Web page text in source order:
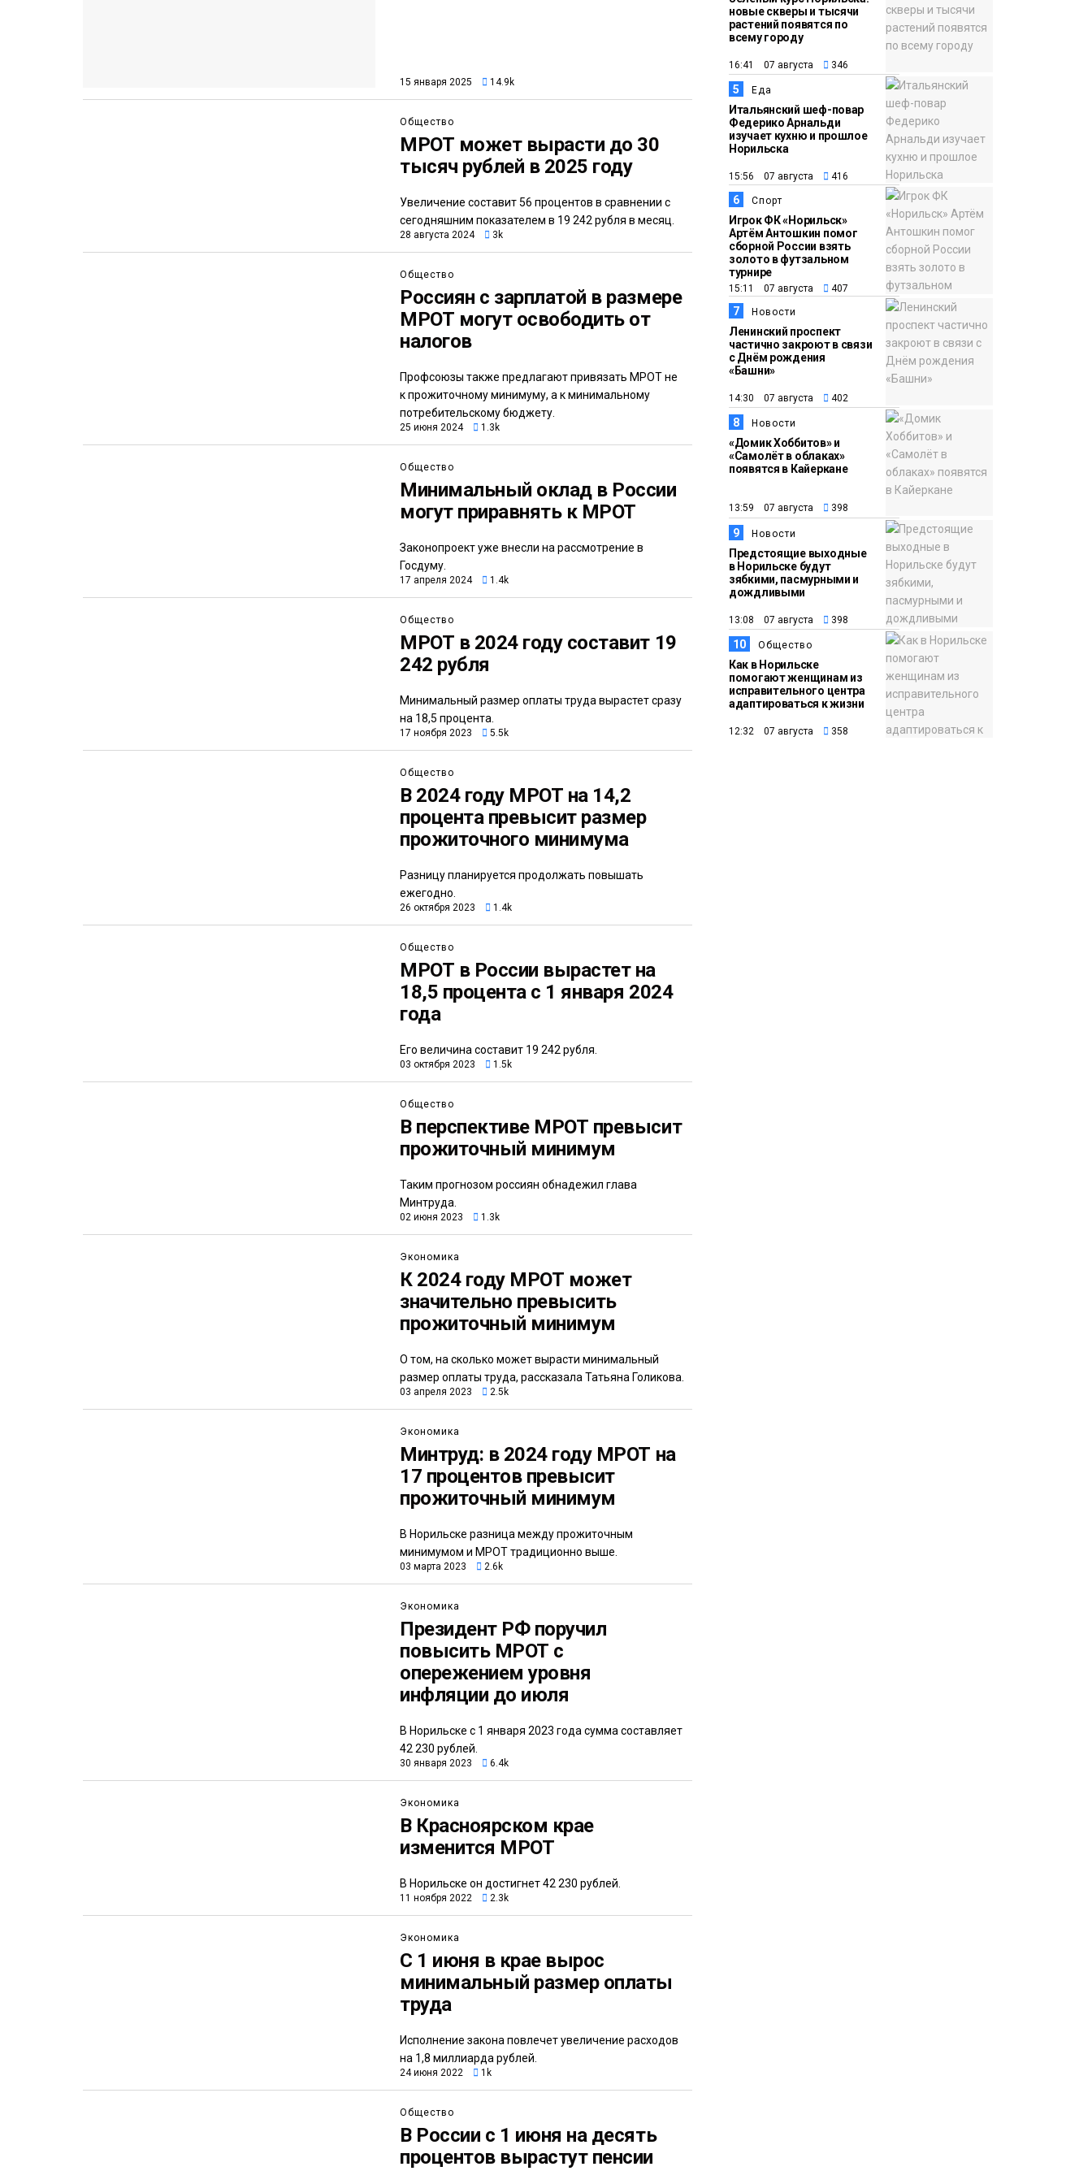
15 января 2025 14.9k
Общество
МРОТ может вырасти до 30
тысяч рублей в 2025 году
Увеличение составит 56 процентов в сравнении с
сегодняшним показателем в 19 242 рубля в месяц.
28 августа 2024 3k
Общество
Россиян с зарплатой в размере
МРОТ могут освободить от
налогов
Профсоюзы также предлагают привязать МРОТ не
к прожиточному минимуму, а к минимальному
потребительскому бюджету.
25 июня 2024 1.3k
Общество
Минимальный оклад в России
могут приравнять к МРОТ
Законопроект уже внесли на рассмотрение в
Госдуму.
17 апреля 2024 1.4k
Общество
МРОТ в 2024 году составит 19
242 рубля
Минимальный размер оплаты труда вырастет сразу
на 18,5 процента.
17 ноября 2023 5.5k
Общество
В 2024 году МРОТ на 14,2
процента превысит размер
прожиточного минимума
Разницу планируется продолжать повышать
ежегодно.
26 октября 2023 1.4k
Общество
МРОТ в России вырастет на
18,5 процента с 1 января 2024
года
Его величина составит 19 242 рубля.
03 октября 2023 1.5k
Общество
В перспективе МРОТ превысит
прожиточный минимум
Таким прогнозом россиян обнадежил глава
Минтруда.
02 июня 2023 1.3k
Экономика
К 2024 году МРОТ может
значительно превысить
прожиточный минимум
О том, на сколько может вырасти минимальный
размер оплаты труда, рассказала Татьяна Голикова.
03 апреля 2023 2.5k
Экономика
Минтруд: в 2024 году МРОТ на
17 процентов превысит
прожиточный минимум
В Норильске разница между прожиточным
минимумом и МРОТ традиционно выше.
03 марта 2023 2.6k
Экономика
Президент РФ поручил
повысить МРОТ с
опережением уровня
инфляции до июля
В Норильске с 1 января 2023 года сумма составляет
42 230 рублей.
30 января 2023 6.4k
Экономика
В Красноярском крае
изменится МРОТ
В Норильске он достигнет 42 230 рублей.
11 ноября 2022 2.3k
Экономика
С 1 июня в крае вырос
минимальный размер оплаты
труда
Исполнение закона повлечет увеличение расходов
на 1,8 миллиарда рублей.
24 июня 2022 1k
Общество
В России с 1 июня на десять
процентов вырастут пенсии
новые скверы и тысячи
растений появятся по
всему городу
16:41 07 августа 346
5 Еда
Итальянский шеф-повар
Федерико Арнальди
изучает кухню и прошлое
Норильска
15:56 07 августа 416
6 Спорт
Игрок ФК «Норильск»
Артём Антошкин помог
сборной России взять
золото в футзальном
турнире
15:11 07 августа 407
7 Новости
Ленинский проспект
частично закроют в связи
с Днём рождения
«Башни»
14:30 07 августа 402
8 Новости
«Домик Хоббитов» и
«Самолёт в облаках»
появятся в Кайеркане
13:59 07 августа 398
9 Новости
Предстоящие выходные
в Норильске будут
зябкими, пасмурными и
дождливыми
13:08 07 августа 398
10 Общество
Как в Норильске
помогают женщинам из
исправительного центра
адаптироваться к жизни
12:32 07 августа 358